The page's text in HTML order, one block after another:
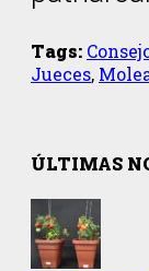
Tags:
Jueces,
ÚLTIMAS